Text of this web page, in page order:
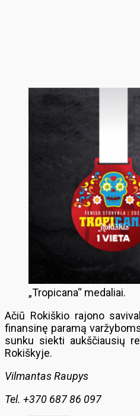
„Tropicana“ medaliai.
Ačiū Rokiškio rajono
finansinę paramą
sunku siekti aukščiausių
Rokiškyje.
Vilmantas Raupys
Tel. +370 687 86 097